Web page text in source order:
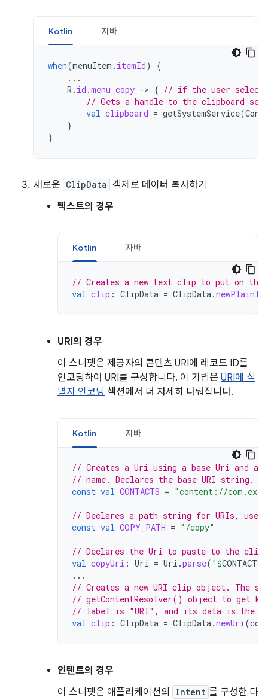
Kotlin 자바
when(menuItem . itemId)
{
...
R . id .menu_copy -> { // if the user selects
// Gets a handle to the clipboard
val clipboard = getSystemService(
}
}
새로운 ClipData 객체로 데이터 복사하기
텍스트의 경우
Kotlin 자바
// Creates a new text clip to put on the
val clip : ClipData = ClipData.
URI의 경우
이 스니펫은 제공자의 콘텐츠 URI에 레코드 ID를
인코딩하여 URI를 구성합니다. 이 기법은 URI에 식
별자 인코딩 섹션에서 더 자세히 다뤄집니다.
Kotlin 자바
// Creates a Uri using a base Uri and a
// name. Declares the base URI string.
const val CONTACTS = "content://
// Declares a path string for URIs, used
const val COPY_PATH = "/copy"
// Declares the Uri to paste to the
val copyUri : Uri = Uri .parse( "$CONTACTS
...
// Creates a new URI clip object. The
// getContentResolver() object to get
// label is "URI", and its data is the
val clip : ClipData = ClipData.newUri(
인텐트의 경우
이 스니펫은 애플리케이션의
Intent 를 구성한 다